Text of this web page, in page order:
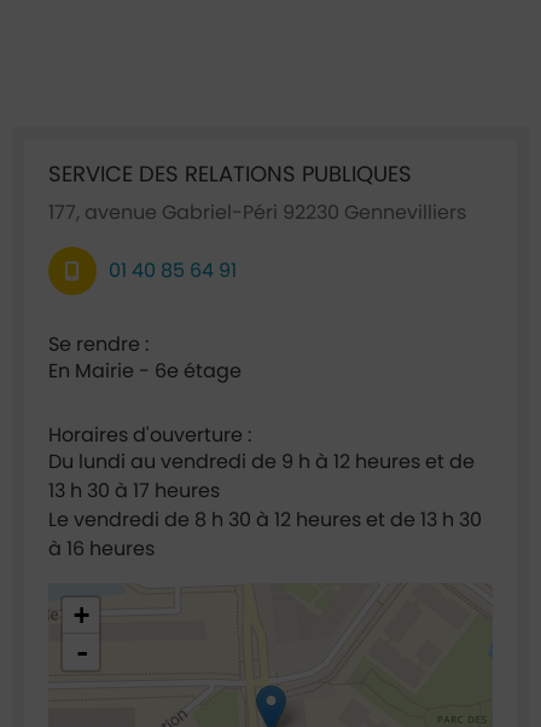
SERVICE DES RELATIONS PUBLIQUES
177, avenue Gabriel-Péri 92230 Gennevilliers
01 40 85 64 91
Se rendre :
En Mairie - 6e étage
Horaires d'ouverture :
Du lundi au vendredi de 9 h à 12 heures et de
13 h 30 à 17 heures
Le vendredi de 8 h 30 à 12 heures et de 13 h 30
à 16 heures
48.921635,2.295022
+
-